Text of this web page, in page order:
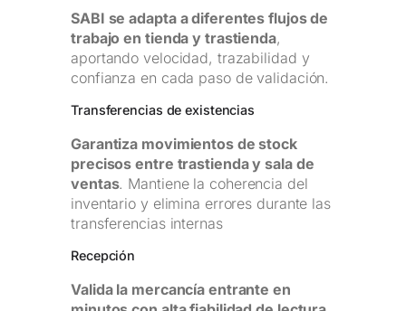
SABI se adapta a diferentes flujos de
trabajo en tienda y trastienda,
aportando velocidad, trazabilidad y
confianza en cada paso de validación.
Transferencias de existencias
Garantiza movimientos de stock
precisos entre trastienda y sala de
ventas. Mantiene la coherencia del
inventario y elimina errores durante las
transferencias internas
Recepción
Valida la mercancía entrante en